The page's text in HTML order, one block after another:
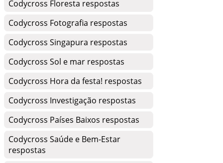
Codycross Floresta respostas
Codycross Fotografia respostas
Codycross Singapura respostas
Codycross Sol e mar respostas
Codycross Hora da festa! respostas
Codycross Investigação respostas
Codycross Países Baixos respostas
Codycross Saúde e Bem-Estar
respostas